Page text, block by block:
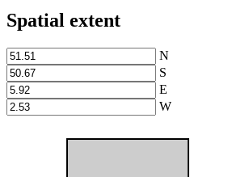
Spatial extent
N
S
E
W